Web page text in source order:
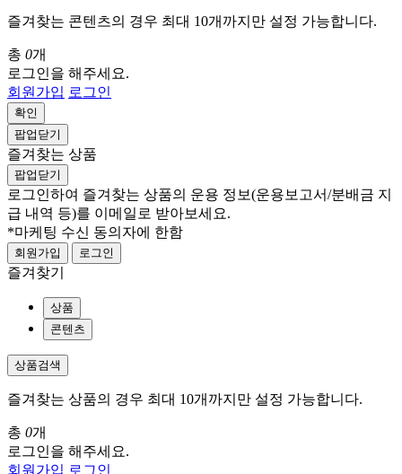
즐겨찾는 콘텐츠의 경우 최대 10개까지만 설정 가능합니다.
총 0개
로그인을 해주세요.
회원가입 로그인
확인
팝업닫기
즐겨찾는 상품
팝업닫기
로그인하여 즐겨찾는 상품의 운용 정보(운용보고서/분배금 지
급 내역 등)를 이메일로 받아보세요.
*마케팅 수신 동의자에 한함
회원가입 로그인
즐겨찾기
상품
콘텐츠
상품검색
즐겨찾는 상품의 경우 최대 10개까지만 설정 가능합니다.
총 0개
로그인을 해주세요.
회원가입 로그인